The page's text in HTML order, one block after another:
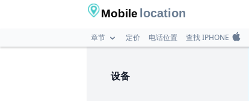
Mobile location
章节
定价 电话位置 查找 IPHONE
设备